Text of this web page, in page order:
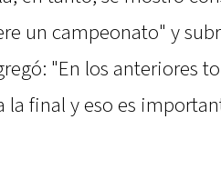
un campeonato" y
"En los anteriores
la final y eso es